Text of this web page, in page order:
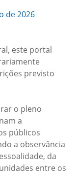
de 2026
este portal
previsto
o pleno
a
públicos
a observância
da
entre os